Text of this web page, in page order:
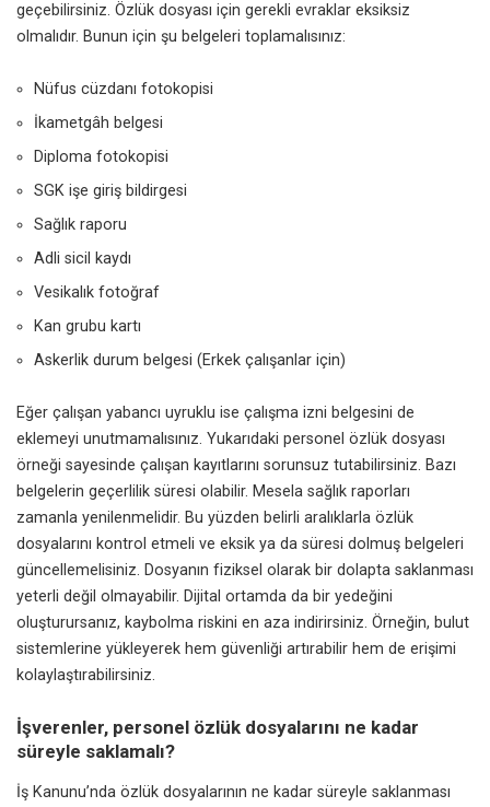
geçebilirsiniz. Özlük dosyası için gerekli evraklar eksiksiz
olmalıdır. Bunun için şu belgeleri toplamalısınız:
Nüfus cüzdanı fotokopisi
İkametgâh belgesi
Diploma fotokopisi
SGK işe giriş bildirgesi
Sağlık raporu
Adli sicil kaydı
Vesikalık fotoğraf
Kan grubu kartı
Askerlik durum belgesi (Erkek çalışanlar için)
Eğer çalışan yabancı uyruklu ise çalışma izni belgesini de
eklemeyi unutmamalısınız. Yukarıdaki personel özlük dosyası
örneği sayesinde çalışan kayıtlarını sorunsuz tutabilirsiniz. Bazı
belgelerin geçerlilik süresi olabilir. Mesela sağlık raporları
zamanla yenilenmelidir. Bu yüzden belirli aralıklarla özlük
dosyalarını kontrol etmeli ve eksik ya da süresi dolmuş belgeleri
güncellemelisiniz. Dosyanın fiziksel olarak bir dolapta saklanması
yeterli değil olmayabilir. Dijital ortamda da bir yedeğini
oluşturursanız, kaybolma riskini en aza indirirsiniz. Örneğin, bulut
sistemlerine yükleyerek hem güvenliği artırabilir hem de erişimi
kolaylaştırabilirsiniz.
İşverenler, personel özlük dosyalarını ne kadar
süreyle saklamalı?
İş Kanunu’nda özlük dosyalarının ne kadar süreyle saklanması